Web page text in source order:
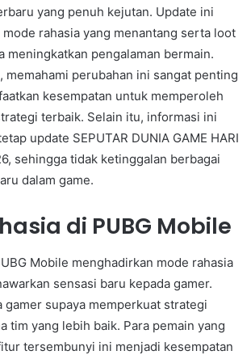
yang penuh kejutan. Update ini
rahasia yang menantang serta loot
meningkatkan pengalaman bermain.
memahami perubahan ini sangat penting
kesempatan untuk memperoleh
terbaik. Selain itu, informasi ini
update SEPUTAR DUNIA GAME HARI
sehingga tidak ketinggalan berbagai
dalam game.
di PUBG Mobile
Mobile menghadirkan mode rahasia
sensasi baru kepada gamer.
gamer supaya memperkuat strategi
tim yang lebih baik. Para pemain yang
tersembunyi ini menjadi kesempatan